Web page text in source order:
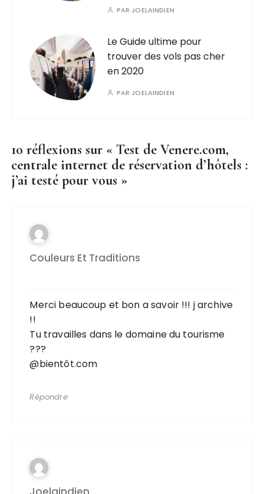
PAR JOELAINDIEN
Le Guide ultime pour
trouver des vols pas cher
en 2020
PAR JOELAINDIEN
10 réflexions sur «Test de Venere.com,
centrale internet de réservation d’hôtels :
j’ai testé pour vous »
Couleurs Et Traditions
Merci beaucoup et bon a savoir !!! j archive
!!
Tu travailles dans le domaine du tourisme
???
@bientôt.com
Répondre